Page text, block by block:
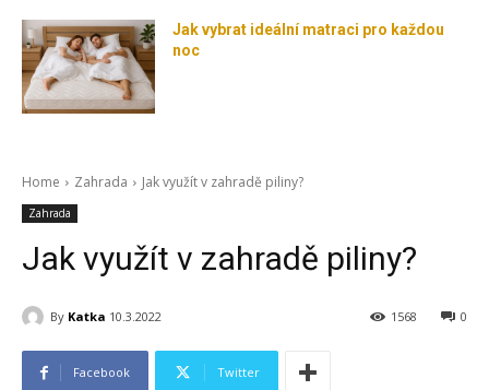
Jak vybrat ideální matraci pro každou
noc